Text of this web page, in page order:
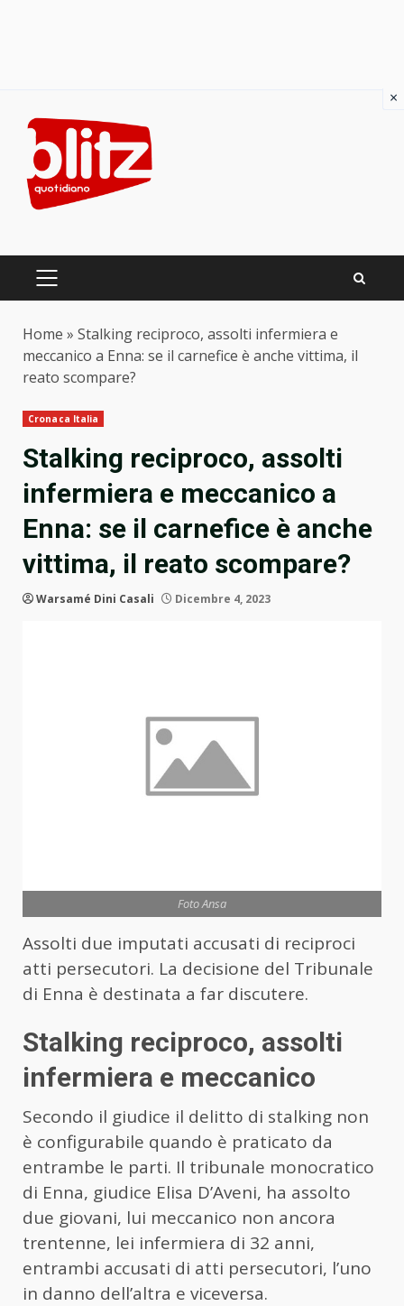
content
PRIMARY
Home » Stalking reciproco, assolti infermiera e
meccanico a Enna: se il carnefice è anche vittima, il
reato scompare?
Cronaca Italia
Stalking reciproco, assolti
infermiera e meccanico a
Enna: se il carnefice è anche
vittima, il reato scompare?
Warsamé Dini Casali Dicembre 4, 2023
Foto Ansa
Assolti due imputati accusati di reciproci
atti persecutori. La decisione del Tribunale
di Enna è destinata a far discutere.
Stalking reciproco, assolti
infermiera e meccanico
Secondo il giudice il delitto di stalking non
è configurabile quando è praticato da
entrambe le parti. Il tribunale monocratico
di Enna, giudice Elisa D’Aveni, ha assolto
due giovani, lui meccanico non ancora
trentenne, lei infermiera di 32 anni,
entrambi accusati di atti persecutori, l’uno
in danno dell’altra e viceversa.
×